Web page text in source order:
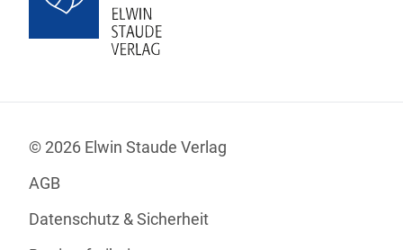
© 2026 Elwin Staude Verlag
AGB
Datenschutz & Sicherheit